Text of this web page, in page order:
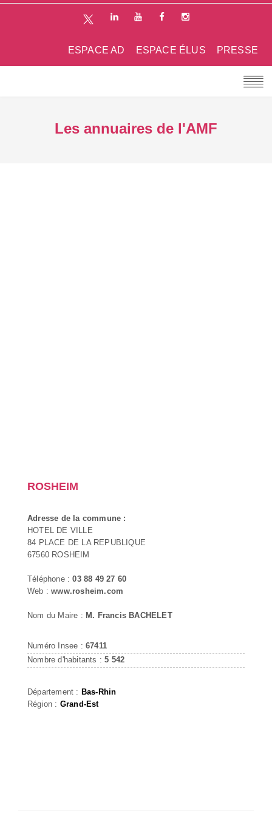
PRESSE
ESPACE ÉLUS
ESPACE AD
Les annuaires de l'AMF
ROSHEIM
Adresse de la commune :
HOTEL DE VILLE
84 PLACE DE LA REPUBLIQUE
67560 ROSHEIM
Téléphone :03 88 49 27 60
Web :www.rosheim.com
Nom du Maire : M. Francis BACHELET
Numéro Insee : 67411
Nombre d'habitants :5 542
Département : Bas-Rhin
Région : Grand-Est